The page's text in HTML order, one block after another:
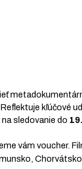
kľúčové
sledovanie do 19.
vám voucher.